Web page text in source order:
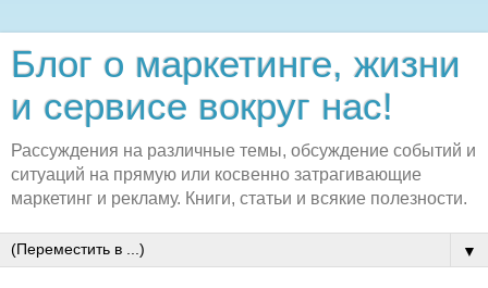
Блог о маркетинге, жизни
и сервисе вокруг нас!
Рассуждения на различные темы, обсуждение событий и
ситуаций на прямую или косвенно затрагивающие
маркетинг и рекламу. Книги, статьи и всякие полезности.
▼